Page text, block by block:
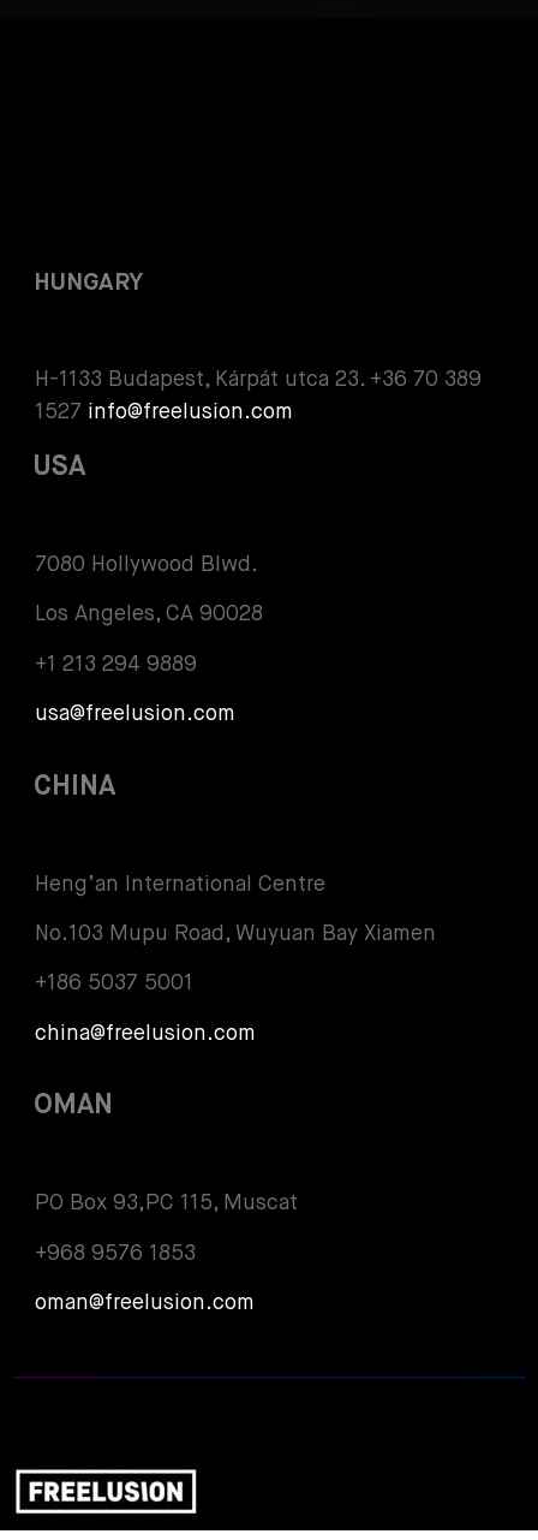
HUNGARY
H-1133 Budapest, Kárpát utca 23. +36 70 389
1527 info@freelusion.com
USA
7080 Hollywood Blwd.
Los Angeles, CA 90028
+1 213 294 9889
usa@freelusion.com
CHINA
Heng’an International Centre
No.103 Mupu Road, Wuyuan Bay Xiamen
+186 5037 5001
china@freelusion.com
OMAN
PO Box 93,PC 115, Muscat
+968 9576 1853
oman@freelusion.com